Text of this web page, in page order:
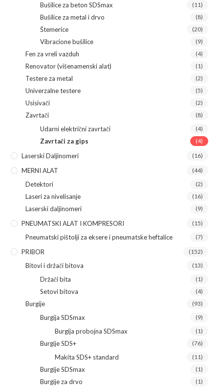
Bušilice za beton SDSmax (11)
Bušilice za metal i drvo (8)
Štemerice (20)
Vibracione bušilice (9)
Fen za vreli vazduh (4)
Renovator (višenamenski alat) (1)
Testere za metal (2)
Univerzalne testere (5)
Usisivači (2)
Zavrtači (8)
Udarni električni zavrtači (4)
Zavrtači za gips (4)
Laserski Daljinomeri (16)
MERNI ALAT (44)
Detektori (2)
Laseri za nivelisanje (16)
Laserski daljinomeri (9)
PNEUMATSKI ALAT I KOMPRESORI (15)
Pneumatski pištolji za eksere i pneumatske heftalice (7)
PRIBOR (152)
Bitovi i držači bitova (13)
Držači bita (1)
Setovi bitova (4)
Burgije (93)
Burgija SDSmax (9)
Burgija probojna SDSmax (1)
Burgije SDS+ (76)
Makita SDS+ standard (11)
Burgije SDSmax (1)
Burgije za drvo (1)